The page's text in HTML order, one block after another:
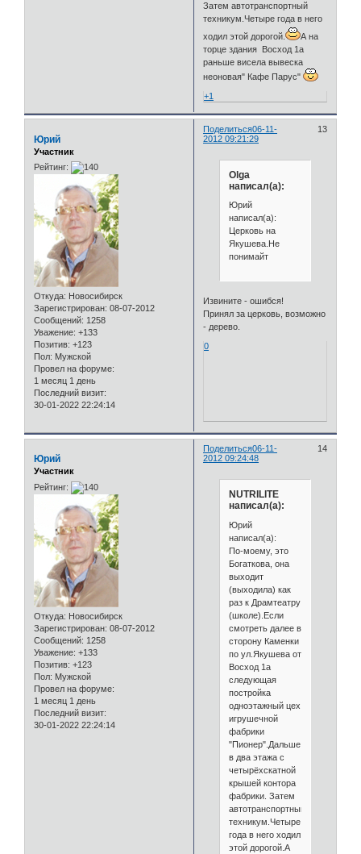
Затем автотранспортный
техникум.Четыре года в него
ходил этой дорогой.
А на
торце здания Восход 1а
раньше висела вывеска
неоновая" Кафе Парус"
+1
Поделиться 13
06-11-
2012 09:21:29
Юрий
Участник
Рейтинг:
Откуда: Новосибирск
Зарегистрирован: 08-07-2012
Сообщений: 1258
Уважение: +133
Позитив: +123
Пол: Мужской
Провел на форуме:
1 месяц 1 день
Последний визит:
30-01-2022 22:24:14
Olga
написал(а):
Юрий
написал(а):
Церковь на
Якушева.Не
понимайт
Извините - ошибся!
Принял за церковь, возможно
- дерево.
0
Поделиться 14
06-11-
2012 09:24:48
Юрий
Участник
Рейтинг:
Откуда: Новосибирск
Зарегистрирован: 08-07-2012
Сообщений: 1258
Уважение: +133
Позитив: +123
Пол: Мужской
Провел на форуме:
1 месяц 1 день
Последний визит:
30-01-2022 22:24:14
NUTRILITE
написал(а):
Юрий
написал(а):
По-моему, это
Богаткова, она
выходит
(выходила) как
раз к Драмтеатру
(школе).Если
смотреть далее в
сторону Каменки
по ул.Якушева от
Восход 1а
следующая
постройка
одноэтажный цех
игрушечной
фабрики
"Пионер".Дальше
в два этажа с
четырёхскатной
крышей контора
фабрики. Затем
автотранспортный
техникум.Четыре
года в него ходил
этой дорогой.А